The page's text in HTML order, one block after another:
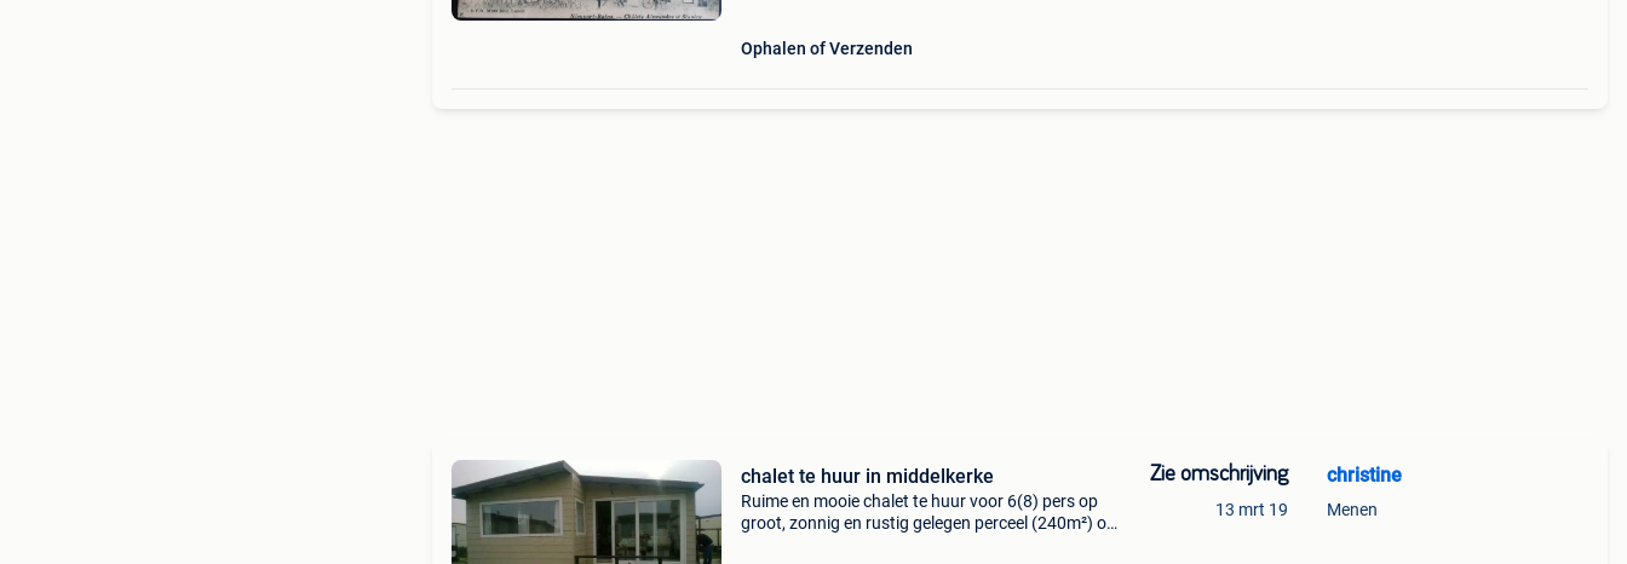
Ophalen of Verzenden
chalet te huur in middelkerke
Ruime en mooie chalet te huur voor 6(8) pers op
groot, zonnig en rustig gelegen perceel (240m²) op
Zie omschrijving
13 mrt 19
christine
Menen